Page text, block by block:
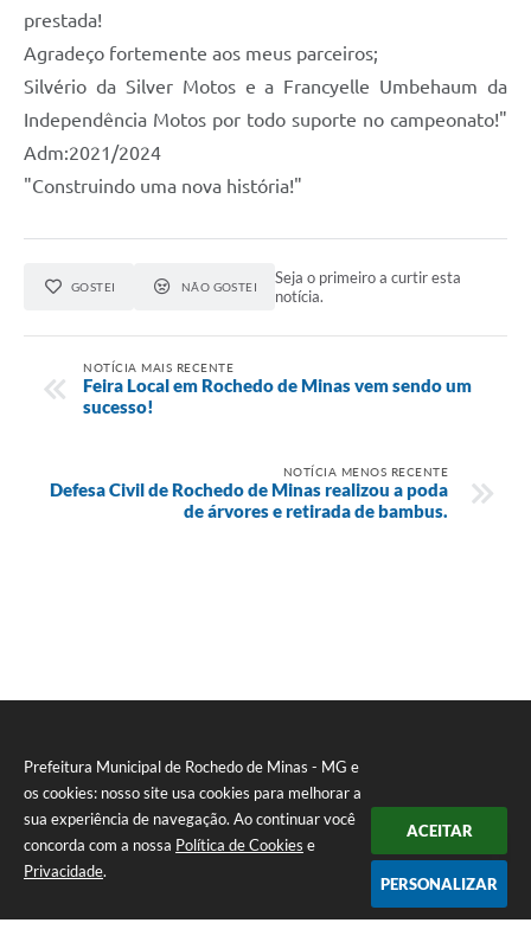
Prefeitura Municipal de Rochedo de Minas - MG e
os cookies: nosso site usa cookies para melhorar a
sua experiência de navegação. Ao continuar você
concorda com a nossa Política de Cookies e
Privacidade.
ACEITAR
PERSONALIZAR
prestada!
Agradeço fortemente aos meus parceiros;
Silvério da Silver Motos e a Francyelle Umbehaum da
Independência Motos por todo suporte no campeonato!"
Adm:2021/2024
"Construindo uma nova história!"
GOSTEI NÃO GOSTEI
Seja o primeiro a curtir esta
notícia.
NOTÍCIA MAIS RECENTE
Feira Local em Rochedo de Minas vem sendo um
sucesso!
NOTÍCIA MENOS RECENTE
Defesa Civil de Rochedo de Minas realizou a poda
de árvores e retirada de bambus.